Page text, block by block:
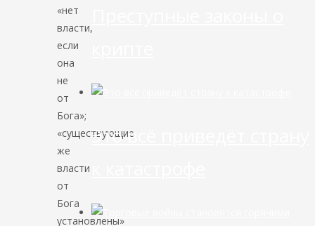
«нет
власти,
если
она
не
от
Бога»;
«существующие
же
власти
от
Бога
установлены»
Это всё приведёт страну